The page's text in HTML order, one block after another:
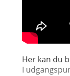
Her kan du
I